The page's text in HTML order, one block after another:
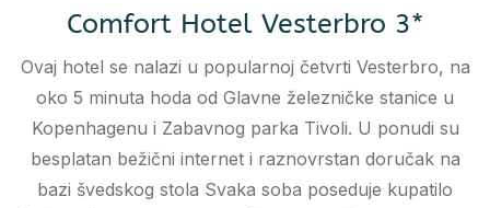
Comfort Hotel Vesterbro 3*
Ovaj hotel se nalazi u popularnoj četvrti Vesterbro, na
oko 5 minuta hoda od Glavne železničke stanice u
Kopenhagenu i Zabavnog parka Tivoli. U ponudi su
besplatan bežični internet i raznovrstan doručak na
bazi švedskog stola Svaka soba poseduje kupatilo